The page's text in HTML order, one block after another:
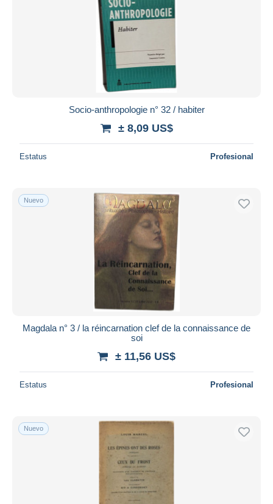
Socio-anthropologie n° 32 / habiter
± 8,09 US$
Estatus Profesional
Nuevo
Magdala n° 3 / la réincarnation clef de la connaissance de
soi
± 11,56 US$
Estatus Profesional
Nuevo